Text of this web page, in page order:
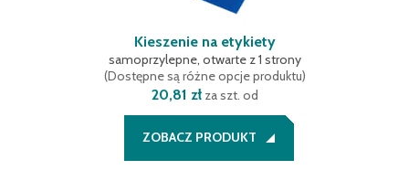
Kieszenie na etykiety
samoprzylepne, otwarte z 1 strony
(Dostępne są różne opcje produktu)
20,81 złza szt. od
ZOBACZ PRODUKT